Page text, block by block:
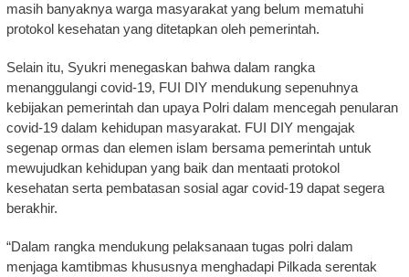
masih banyaknya warga masyarakat yang belum mematuhi
protokol kesehatan yang ditetapkan oleh pemerintah.
Selain itu, Syukri menegaskan bahwa dalam rangka
menanggulangi covid-19, FUI DIY mendukung sepenuhnya
kebijakan pemerintah dan upaya Polri dalam mencegah penularan
covid-19 dalam kehidupan masyarakat. FUI DIY mengajak
segenap ormas dan elemen islam bersama pemerintah untuk
mewujudkan kehidupan yang baik dan mentaati protokol
kesehatan serta pembatasan sosial agar covid-19 dapat segera
berakhir.
“Dalam rangka mendukung pelaksanaan tugas polri dalam
menjaga kamtibmas khususnya menghadapi Pilkada serentak